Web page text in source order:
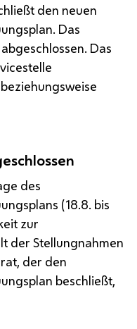
den neuen
Das
Das
des
(18.8. bis
zur
der Stellungnahmen
der den
beschließt,